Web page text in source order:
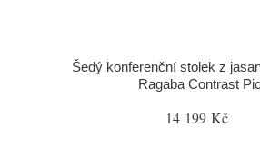
Šedý konferenční stolek z
Ragaba Contrast
14 199 Kč